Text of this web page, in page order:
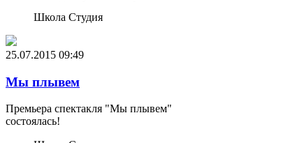
Школа Студия
25.07.2015 09:49
Мы плывем
Премьера спектакля "Мы плывем"
состоялась!